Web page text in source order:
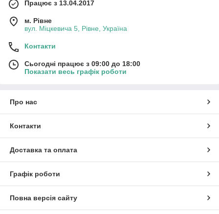
Працює з 13.04.2017
м. Рівне
вул. Міцкевича 5, Рівне, Україна
Контакти
Сьогодні працює з 09:00 до 18:00
Показати весь графік роботи
Про нас
Контакти
Доставка та оплата
Графік роботи
Повна версія сайту